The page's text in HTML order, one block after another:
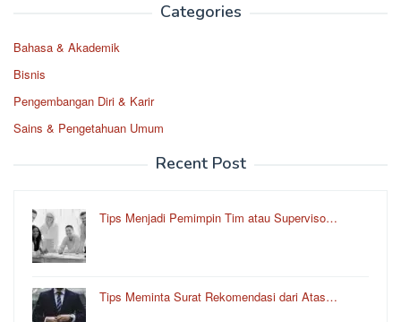
Categories
Bahasa & Akademik
Bisnis
Pengembangan Diri & Karir
Sains & Pengetahuan Umum
Recent Post
Tips Menjadi Pemimpin Tim atau Superviso…
Tips Meminta Surat Rekomendasi dari Atas…